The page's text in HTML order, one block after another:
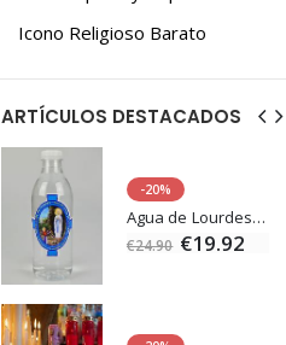
Icono Religioso Barato
ARTÍCULOS DESTACADOS
-20%
Agua de Lourdes 1L
€24.90 €19.92